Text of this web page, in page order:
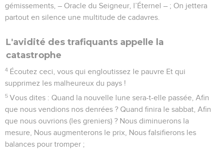
gémissements, – Oracle du Seigneur, l’Éternel – ; On jettera
partout en silence une multitude de cadavres.
L'avidité des trafiquants appelle la
catastrophe
4 Écoutez ceci, vous qui engloutissez le pauvre Et qui
supprimez les malheureux du pays !
5 Vous dites : Quand la nouvelle lune sera-t-elle passée, Afin
que nous vendions nos denrées ? Quand finira le sabbat, Afin
que nous ouvrions (les greniers) ? Nous diminuerons la
mesure, Nous augmenterons le prix, Nous falsifierons les
balances pour tromper ;